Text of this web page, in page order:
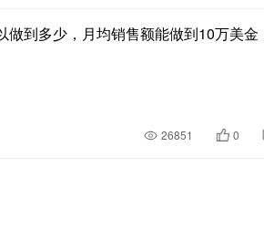
到多少，月均销售额能做到10万美金
26851 0